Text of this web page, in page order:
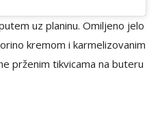
uz planinu. Omiljeno jelo
kremom i karmelizovanim
prženim tikvicama na buteru